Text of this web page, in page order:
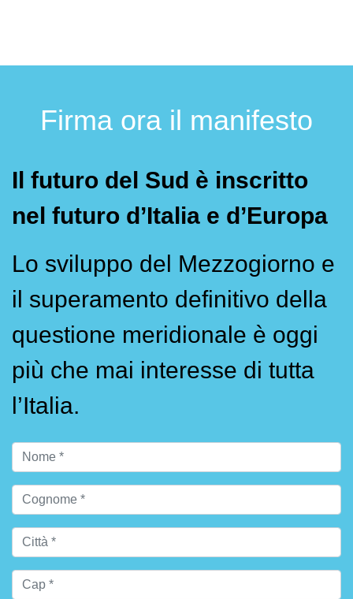
Firma ora il manifesto
Il futuro del Sud è inscritto
nel futuro d’Italia e d’Europa
Lo sviluppo del Mezzogiorno e
il superamento definitivo della
questione meridionale è oggi
più che mai interesse di tutta
l’Italia.